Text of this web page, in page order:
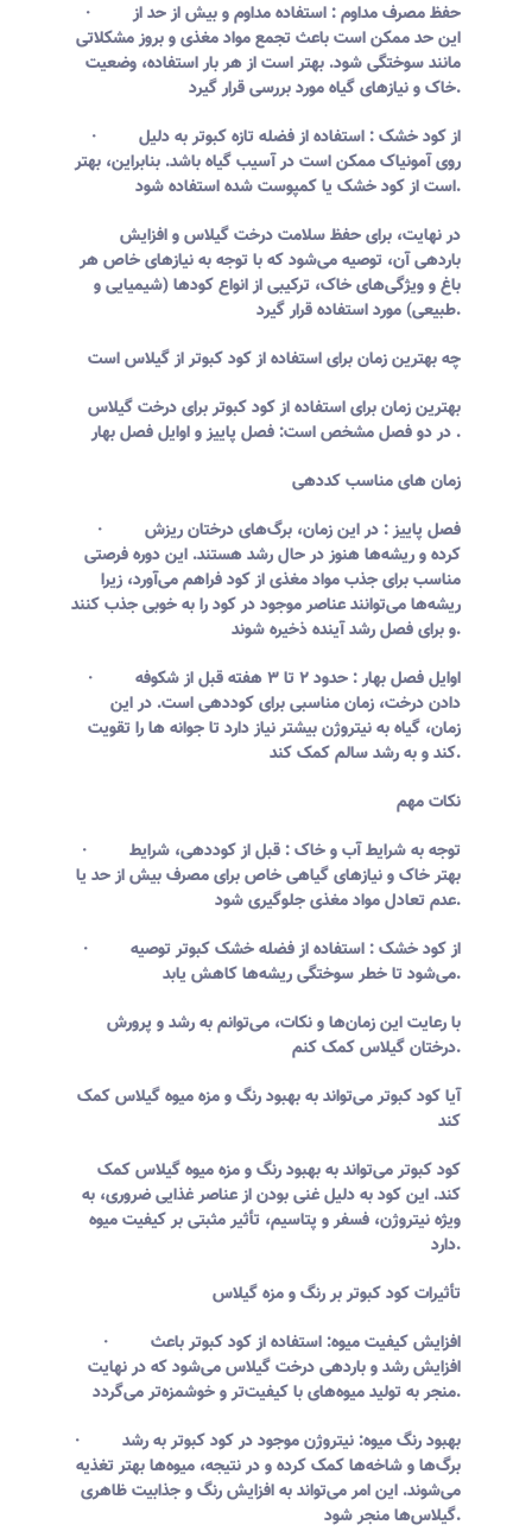
· حفظ مصرف مداوم : استفاده مداوم و بیش از حد از
این حد ممکن است باعث تجمع مواد مغذی و بروز مشکلاتی
مانند سوختگی شود. بهتر است از هر بار استفاده، وضعیت
خاک و نیازهای گیاه مورد بررسی قرار گیرد.
· از کود خشک : استفاده از فضله تازه کبوتر به دلیل
روی آمونیاک ممکن است در آسیب گیاه باشد. بنابراین، بهتر
است از کود خشک یا کمپوست شده استفاده شود.
در نهایت، برای حفظ سلامت درخت گیلاس و افزایش
باردهی آن، توصیه می‌شود که با توجه به نیازهای خاص هر
باغ و ویژگی‌های خاک، ترکیبی از انواع کودها (شیمیایی و
طبیعی) مورد استفاده قرار گیرد.
چه بهترین زمان برای استفاده از کود کبوتر از گیلاس است
بهترین زمان برای استفاده از کود کبوتر برای درخت گیلاس
در دو فصل مشخص است: فصل پاییز و اوایل فصل بهار .
زمان های مناسب کددهی
· فصل پاییز : در این زمان، برگ‌های درختان ریزش
کرده و ریشه‌ها هنوز در حال رشد هستند. این دوره فرصتی
مناسب برای جذب مواد مغذی از کود فراهم می‌آورد، زیرا
ریشه‌ها می‌توانند عناصر موجود در کود را به خوبی جذب کنند
و برای فصل رشد آینده ذخیره شوند.
· اوایل فصل بهار : حدود ۲ تا ۳ هفته قبل از شکوفه
دادن درخت، زمان مناسبی برای کوددهی است. در این
زمان، گیاه به نیتروژن بیشتر نیاز دارد تا جوانه ها را تقویت
کند و به رشد سالم کمک کند.
نکات مهم
· توجه به شرایط آب و خاک : قبل از کوددهی، شرایط
بهتر خاک و نیازهای گیاهی خاص برای مصرف بیش از حد یا
عدم تعادل مواد مغذی جلوگیری شود.
· از کود خشک : استفاده از فضله خشک کبوتر توصیه
می‌شود تا خطر سوختگی ریشه‌ها کاهش یابد.
با رعایت این زمان‌ها و نکات، می‌توانم به رشد و پرورش
درختان گیلاس کمک کنم.
آیا کود کبوتر می‌تواند به بهبود رنگ و مزه میوه گیلاس کمک
کند
کود کبوتر می‌تواند به بهبود رنگ و مزه میوه گیلاس کمک
کند. این کود به دلیل غنی بودن از عناصر غذایی ضروری، به
ویژه نیتروژن، فسفر و پتاسیم، تأثیر مثبتی بر کیفیت میوه
دارد.
تأثیرات کود کبوتر بر رنگ و مزه گیلاس
· افزایش کیفیت میوه: استفاده از کود کبوتر باعث
افزایش رشد و باردهی درخت گیلاس می‌شود که در نهایت
منجر به تولید میوه‌های با کیفیت‌تر و خوشمزه‌تر می‌گردد.
· بهبود رنگ میوه: نیتروژن موجود در کود کبوتر به رشد
برگ‌ها و شاخه‌ها کمک کرده و در نتیجه، میوه‌ها بهتر تغذیه
می‌شوند. این امر می‌تواند به افزایش رنگ و جذابیت ظاهری
گیلاس‌ها منجر شود.